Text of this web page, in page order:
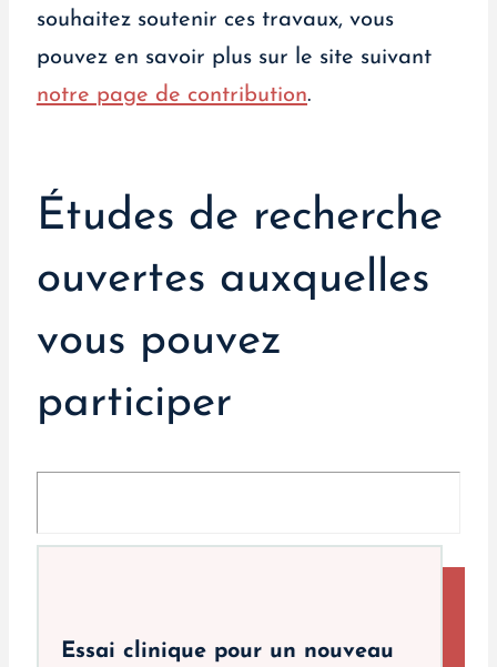
souhaitez soutenir ces travaux, vous
pouvez en savoir plus sur le site suivant
notre page de contribution.
Études de recherche
ouvertes auxquelles
vous pouvez
participer
Essai clinique pour un nouveau